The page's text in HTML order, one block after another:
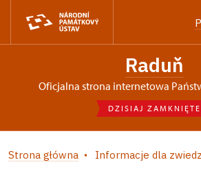
Raduň
Oficjalna strona internetowa
DZISIAJ ZAMKNIĘTE
Strona główna Informacje dla